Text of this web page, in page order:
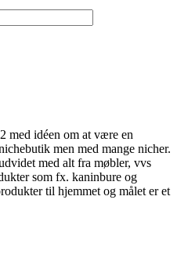
med idéen om at være en
men med mange nicher.
med alt fra møbler, vvs
som fx. kaninbure og
til hjemmet og målet er et